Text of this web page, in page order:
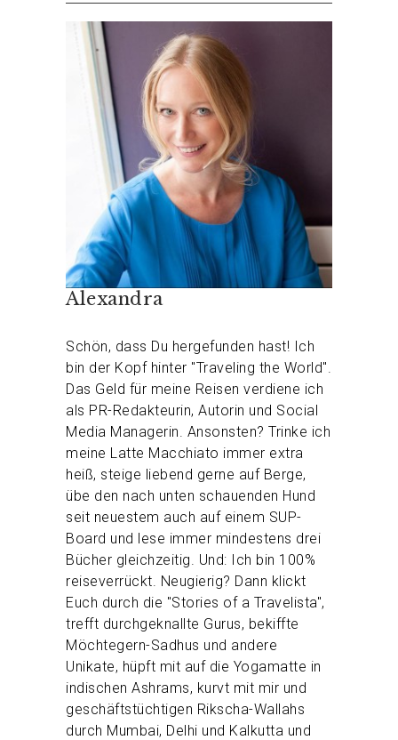
Alexandra
Schön, dass Du hergefunden hast! Ich
bin der Kopf hinter "Traveling the World".
Das Geld für meine Reisen verdiene ich
als PR-Redakteurin, Autorin und Social
Media Managerin. Ansonsten? Trinke ich
meine Latte Macchiato immer extra
heiß, steige liebend gerne auf Berge,
übe den nach unten schauenden Hund
seit neuestem auch auf einem SUP-
Board und lese immer mindestens drei
Bücher gleichzeitig. Und: Ich bin 100%
reiseverrückt. Neugierig? Dann klickt
Euch durch die "Stories of a Travelista",
trefft durchgeknallte Gurus, bekiffte
Möchtegern-Sadhus und andere
Unikate, hüpft mit auf die Yogamatte in
indischen Ashrams, kurvt mit mir und
geschäftstüchtigen Rikscha-Wallahs
durch Mumbai, Delhi und Kalkutta und